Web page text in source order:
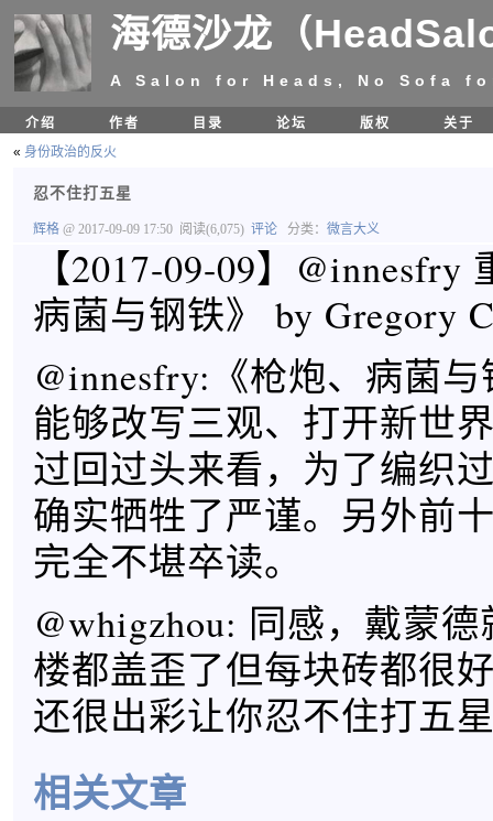
海德沙龙（
A Salon for Heads, No Sofa
介绍 作者 目录 论坛 版权
关于
« 身份政治的反火
忍不住打五星
辉格 @ 2017-09-09 17:50 阅读(6,075) 评论 分类： 微言大义
【2017-09-09】@innesfry
病菌与钢铁》 ​​​​by Gregory
@innesfry:《枪炮、病菌
能够改写三观、打开新世
过回过头来看，为了编织
确实牺牲了严谨。另外前
完全不堪卒读。
@whigzhou: 同感，戴蒙
楼都盖歪了但每块砖都很
还很出彩让你忍不住打五
相关文章